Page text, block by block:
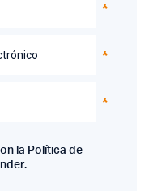
la Política de